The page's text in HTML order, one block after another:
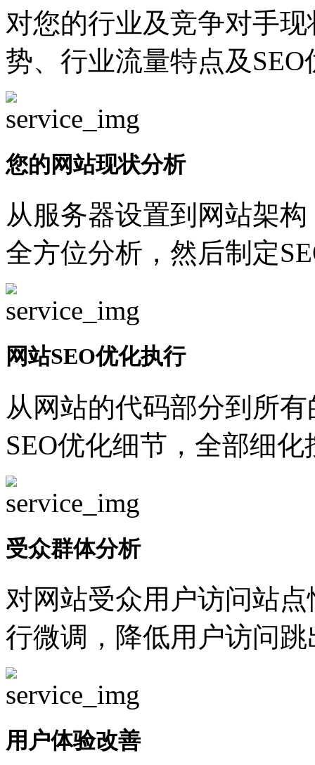
对您的行业及竞争对手
势、行业流量特点及
您的网站现状分析
从服务器设置到网站架
全方位分析，然后制定
网站SEO优化执行
从网站的代码部分到所
SEO优化细节，全部细
受众群体分析
对网站受众用户访问站
行微调，降低用户访问
用户体验改善